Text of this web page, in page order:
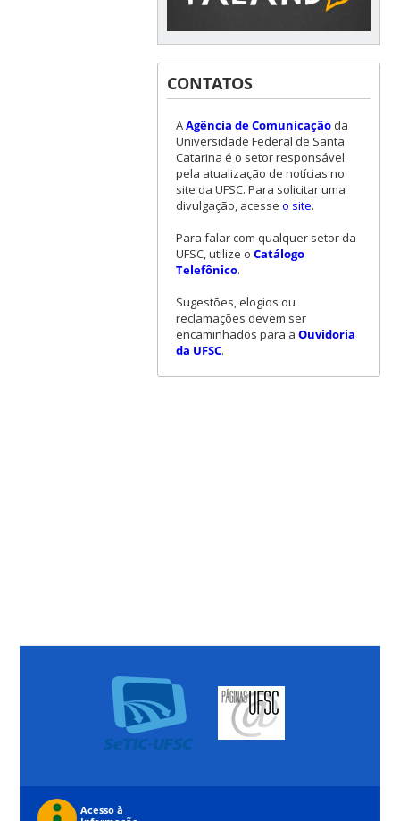
CONTATOS
AAgência de Comunicaçãoda
Universidade Federal de Santa
Catarina é o setor responsável
pela atualização de notícias no
site da UFSC. Para solicitar uma
divulgação, acesse o site.
Para falar com qualquer setor da
UFSC, utilize o Catálogo
Telefônico.
Sugestões, elogios ou
reclamações devem ser
encaminhados para a Ouvidoria
da UFSC.